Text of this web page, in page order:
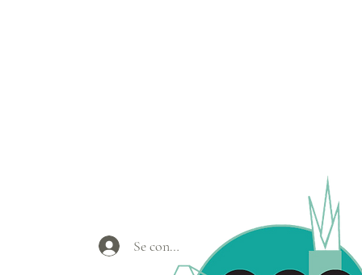
Se connecter